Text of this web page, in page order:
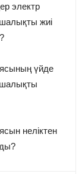
электр
жиі
үйде
неліктен